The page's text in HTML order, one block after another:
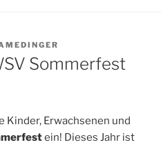
Sommerfest
Kinder, Erwachsenen und
ein! Dieses Jahr ist